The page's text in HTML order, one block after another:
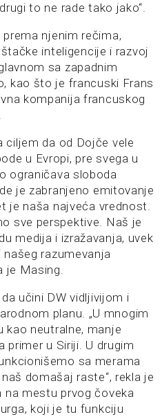
to ne rade tako jako“.
njenim rečima,
inteligencije i razvoj
sa zapadnim
kao što je francuski Frans
kompanija francuskog
ciljem da od Dojče vele
u Evropi, pre svega u
ograničava sloboda
je zabranjeno emitovanje
je naša najveća vrednost.
sve perspektive. Naš je
medija i izražavanja, uvek
razumevanja
je Masing.
učini DW vidljivijom i
planu. „U mnogim
kao neutralne, manje
primer u Siriji. U drugim
sa merama
domašaj raste“, rekla je
na mestu prvog čoveka
koji je tu funkciju